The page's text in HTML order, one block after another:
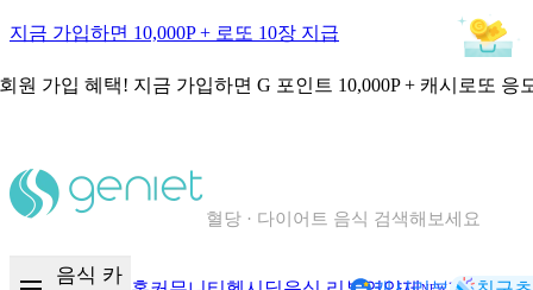
지금 가입하면 10,000P + 로또 10장 지급
원 가입 혜택! 지금 가입하면 G 포인트 10,000P + 캐시로또 응
혈당 · 다이어트 음식 검색해보세요
음식 카